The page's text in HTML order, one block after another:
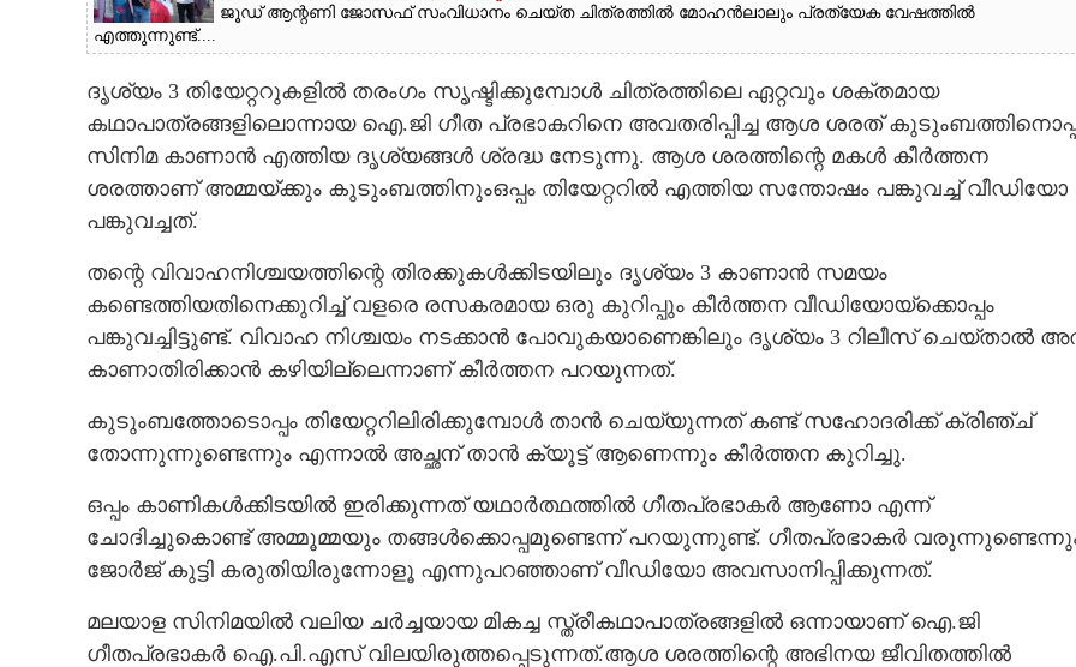
CONTACT US
ജൂഡ് ആന്റണി ജോസഫ് സംവിധാനം ചെയ്ത ചിത്രത്തിൽ മോഹൻലാലും പ്രത്യേക വേഷത്തിൽ
എത്തുന്നുണ്ട്....
ദൃശ്യം 3 തിയേറ്ററുകളിൽ തരംഗം സൃഷ്ടിക്കുമ്പോൾ ചിത്രത്തിലെ ഏറ്റവും ശക്തമായ
കഥാപാത്രങ്ങളിലൊന്നായ ഐ.ജി ഗീത പ്രഭാകറിനെ അവതരിപ്പിച്ച ആശ ശരത്
സിനിമ കാണാൻ എത്തിയ ദൃശ്യങ്ങൾ ശ്രദ്ധ നേടുന്നു. ആശ ശരത്തിന്റെ മകൾ കീർത്തന
ശരത്താണ് അമ്മയ്ക്കും കുടുംബത്തിനുംഒപ്പം തിയേറ്ററിൽ എത്തിയ സന്തോഷം പങ്കുവച്ച് വീഡിയോ
പങ്കുവച്ചത്.
തന്റെ വിവാഹനിശ്ചയത്തിന്റെ തിരക്കുകൾക്കിടയിലും ദൃശ്യം 3 കാണാൻ സമയം
കണ്ടെത്തിയതിനെക്കുറിച്ച് വളരെ രസകരമായ ഒരു കുറിപ്പും കീർത്തന വീഡിയോയ്ക്കൊപ്പം
പങ്കുവച്ചിട്ടുണ്ട്. വിവാഹ നിശ്ചയം നടക്കാൻ പോവുകയാണെങ്കിലും ദൃശ്യം 3 റിലീസ് ചെയ്താൽ
കാണാതിരിക്കാൻ കഴിയില്ലെന്നാണ് കീർത്തന പറയുന്നത്.
കുടുംബത്തോടൊപ്പം തിയേറ്ററിലിരിക്കുമ്പോൾ താൻ ചെയ്യുന്നത് കണ്ട് സഹോദരിക്ക് ക്രിഞ്ച്
തോന്നുന്നുണ്ടെന്നും എന്നാൽ അച്ഛന് താൻ ക്യൂട്ട് ആണെന്നും കീർത്തന കുറിച്ചു.
ഒപ്പം കാണികൾക്കിടയിൽ ഇരിക്കുന്നത് യഥാർത്ഥത്തിൽ ഗീതപ്രഭാകർ ആണോ എന്ന്
ചോദിച്ചുകൊണ്ട് അമ്മൂമ്മയും തങ്ങൾക്കൊപ്പമുണ്ടെന്ന് പറയുന്നുണ്ട്. ഗീതപ്രഭാകർ
ജോർജ് കുട്ടി കരുതിയിരുന്നോളൂ എന്നുപറഞ്ഞാണ് വീഡിയോ അവസാനിപ്പിക്കുന്നത്.
മലയാള സിനിമയിൽ വലിയ ചർച്ചയായ മികച്ച സ്ത്രീകഥാപാത്രങ്ങളിൽ ഒന്നായാണ് ഐ.ജി
ഗീതപ്രഭാകർ ഐ.പി.എസ് വിലയിരുത്തപ്പെടുന്നത്.ആശ ശരത്തിന്റെ അഭിനയ ജീവിതത്തിൽ